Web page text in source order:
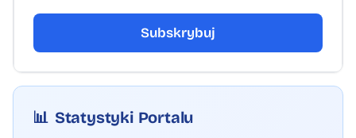
Subskrybuj
📊 Statystyki Portalu